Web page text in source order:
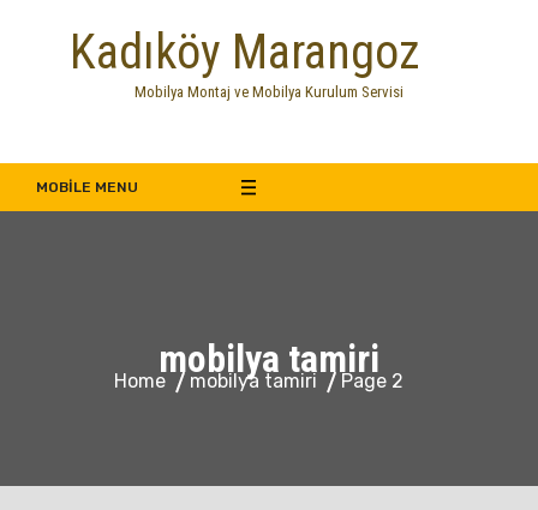
Kadıköy Marangoz
Mobilya Montaj ve Mobilya Kurulum Servisi
MOBILE MENU
mobilya tamiri
Home mobilya tamiri Page 2